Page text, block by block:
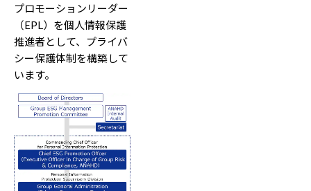
プロモーションリーダー
（EPL）を個人情報保護
推進者として、プライバ
シー保護体制を構築して
います。